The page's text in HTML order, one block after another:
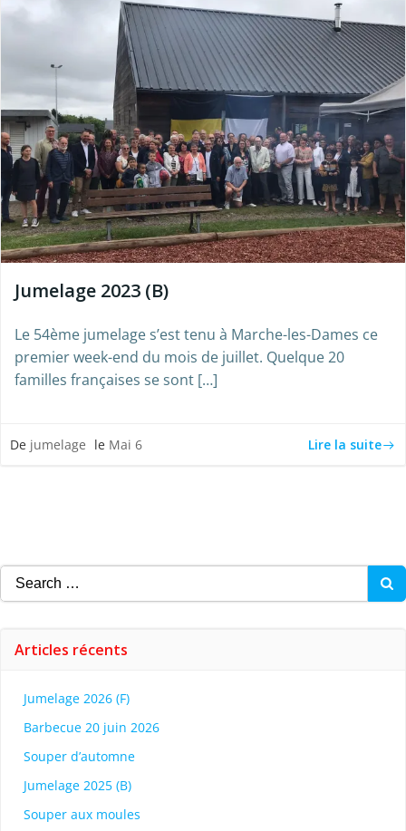
Jumelage 2023 (B)
Le 54ème jumelage s’est tenu à Marche-les-Dames ce
premier week-end du mois de juillet. Quelque 20
familles françaises se sont […]
De jumelage le Mai 6 Lire la suite
Search
for:
Articles récents
Jumelage 2026 (F)
Barbecue 20 juin 2026
Souper d’automne
Jumelage 2025 (B)
Souper aux moules